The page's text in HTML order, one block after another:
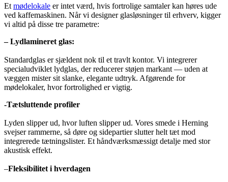
Et mødelokale er intet værd, hvis fortrolige samtaler kan høres ude
ved kaffemaskinen. Når vi designer glasløsninger til erhverv, kigger
vi altid på disse tre parametre:
– Lydlamineret glas:
Standardglas er sjældent nok til et travlt kontor. Vi integrerer
specialudviklet lydglas, der reducerer støjen markant — uden at
væggen mister sit slanke, elegante udtryk. Afgørende for
mødelokaler, hvor fortrolighed er vigtig.
-Tætsluttende profiler
Lyden slipper ud, hvor luften slipper ud. Vores smede i Herning
svejser rammerne, så døre og sidepartier slutter helt tæt mod
integrerede tætningslister. Et håndværksmæssigt detalje med stor
akustisk effekt.
–Fleksibilitet i hverdagen